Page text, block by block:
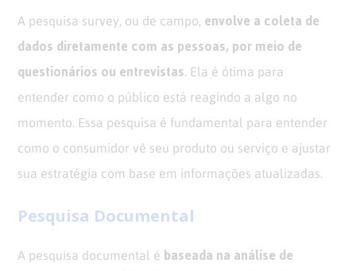
A pesquisa survey, ou de campo, envolve a coleta de
dados diretamente com as pessoas, por meio de
questionários ou entrevistas . Ela é ótima para
entender como o público está reagindo a algo no
momento. Essa pesquisa é fundamental para entender
como o consumidor vê seu produto ou serviço e ajustar
sua estratégia com base em informações atualizadas.
Pesquisa Documental
A pesquisa documental é baseada na análise de